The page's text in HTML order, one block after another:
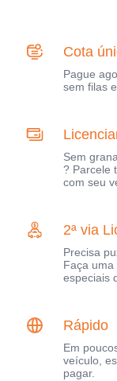
Cota
Pague
sem filas
Sem
? Parcele
com seu
2ª via
Precisa
Faça
especiais
Rápido
Em
veículo,
pagar.